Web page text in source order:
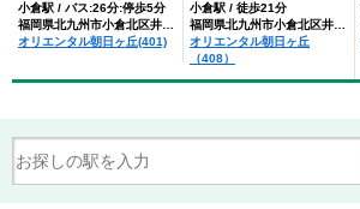
小倉駅 / バス:26分:停歩5分
オリエンタル朝日ヶ丘(401)
小倉駅 / 徒歩21分
オリエンタル朝日ヶ丘
（408）